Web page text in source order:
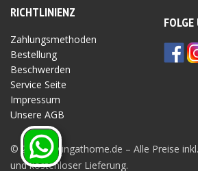
RICHTLINIENZ
Zahlungsmethoden
Bestellung
Beschwerden
Service Seite
Impressum
Unsere AGB
Privatsphäre Seite
© 2026 Stylingathome.de – Alle Preise
und kostenloser Lieferung.